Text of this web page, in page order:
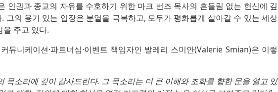
인권과 종교의 자유를 수호하기 위한 마크 번즈 목사의 흔들림 없는 헌신에 깊
그의 용기 있는 입장은 분열을 극복하고, 모두가 평화롭게 살아갈 수 있는 세상
을 주고 있다.
뮤니케이션·파트너십·이벤트 책임자인 발레리 스미안(Valerie Smian)은 이렇
목소리에 깊이 감사드린다. 그 목소리는 더 큰 이해와 조화를 향한 문을 열고 있